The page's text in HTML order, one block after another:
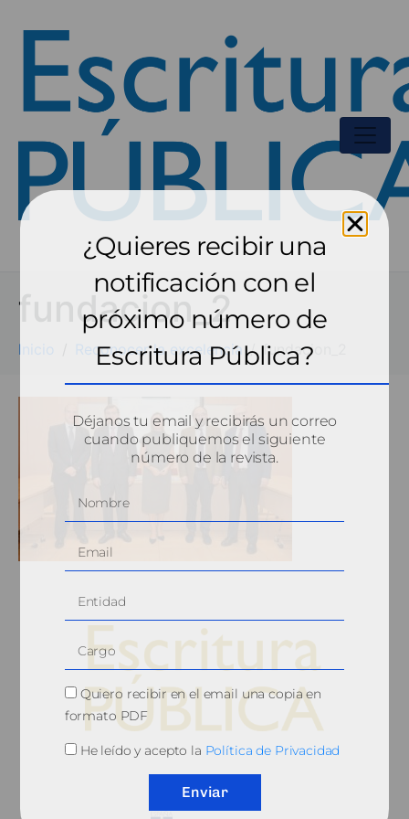
fundacion_2
Inicio Reconocer la excelencia fundacion_2
© 2010, Consejo General del Notariado
¿Quieres recibir una
notificación con el
próximo número de
Escritura Pública?
Déjanos tu email y recibirás un correo
cuando publiquemos el siguiente
número de la revista.
Quiero recibir en el email una copia en
formato PDF
He leído y acepto la Política de Privacidad
Enviar